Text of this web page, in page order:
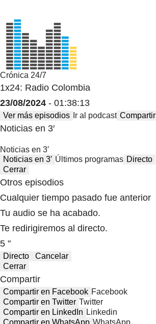
Crónica 24/7
1x24: Radio Colombia
23/08/2024 - 01:38:13
Ver más episodios Ir al podcast Compartir
Noticias en 3′
Noticias en 3′
Noticias en 3′ Últimos programas Directo
Cerrar
Otros episodios
Cualquier tiempo pasado fue anterior
Tu audio se ha acabado.
Te redirigiremos al directo.
5 "
Directo
Cancelar
Cerrar
Compartir
Compartir en Facebook Facebook
Compartir en Twitter Twitter
Compartir en LinkedIn Linkedin